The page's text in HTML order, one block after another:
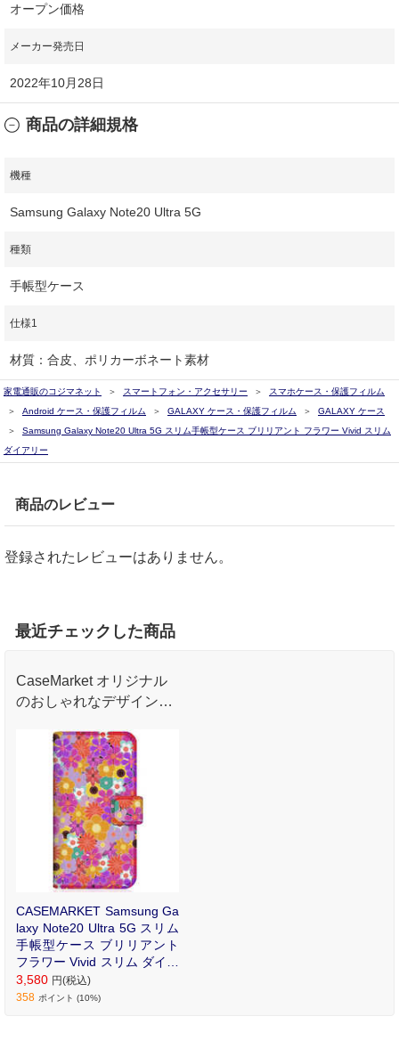
オープン価格
メーカー発売日
2022年10月28日
商品の詳細規格
機種
Samsung Galaxy Note20 Ultra 5G
種類
手帳型ケース
仕様1
材質：合皮、ポリカーボネート素材
家電通販のコジマネット スマートフォン・アクセサリー
スマホケース・保護フィルム
Android ケース・保護フィルム
GALAXY ケース・保護フィルム
GALAXY ケース
Samsung Galaxy Note20 Ultra 5G スリム手帳型ケース ブリリアント フラワー Vivid スリム
ダイアリー
商品のレビュー
登録されたレビューはありません。
最近チェックした商品
CaseMarket オリジナル
のおしゃれなデザインプ
ル手帳型ケース。
CASEMARKET Samsung Ga
laxy Note20 Ultra 5G スリム
手帳型ケース ブリリアント
フラワー Vivid スリム ダイア
リー SCG06-BCM2S2211-78
3,580 円(税込)
358 ポイント (10%)